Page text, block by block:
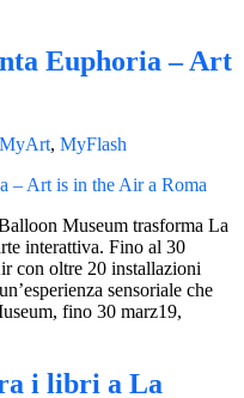
Euphoria – Art
MyArt, MyFlash
Museum trasforma La
interattiva. Fino al 30
con oltre 20 installazioni
sensoriale che
fino 30 marz19,
i libri a La